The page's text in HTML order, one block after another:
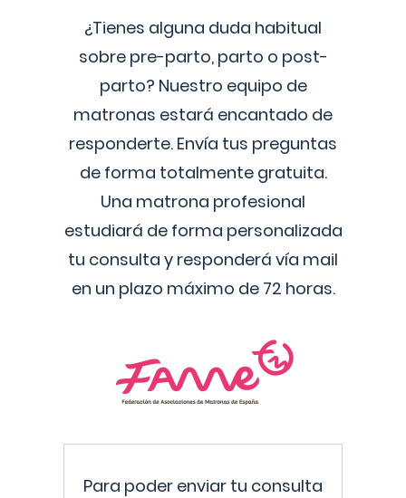
¿Tienes alguna duda habitual
sobre pre-parto, parto o post-
parto? Nuestro equipo de
matronas estará encantado de
responderte. Envía tus preguntas
de forma totalmente gratuita.
Una matrona profesional
estudiará de forma personalizada
tu consulta y responderá vía mail
en un plazo máximo de 72 horas.
Para poder enviar tu consulta